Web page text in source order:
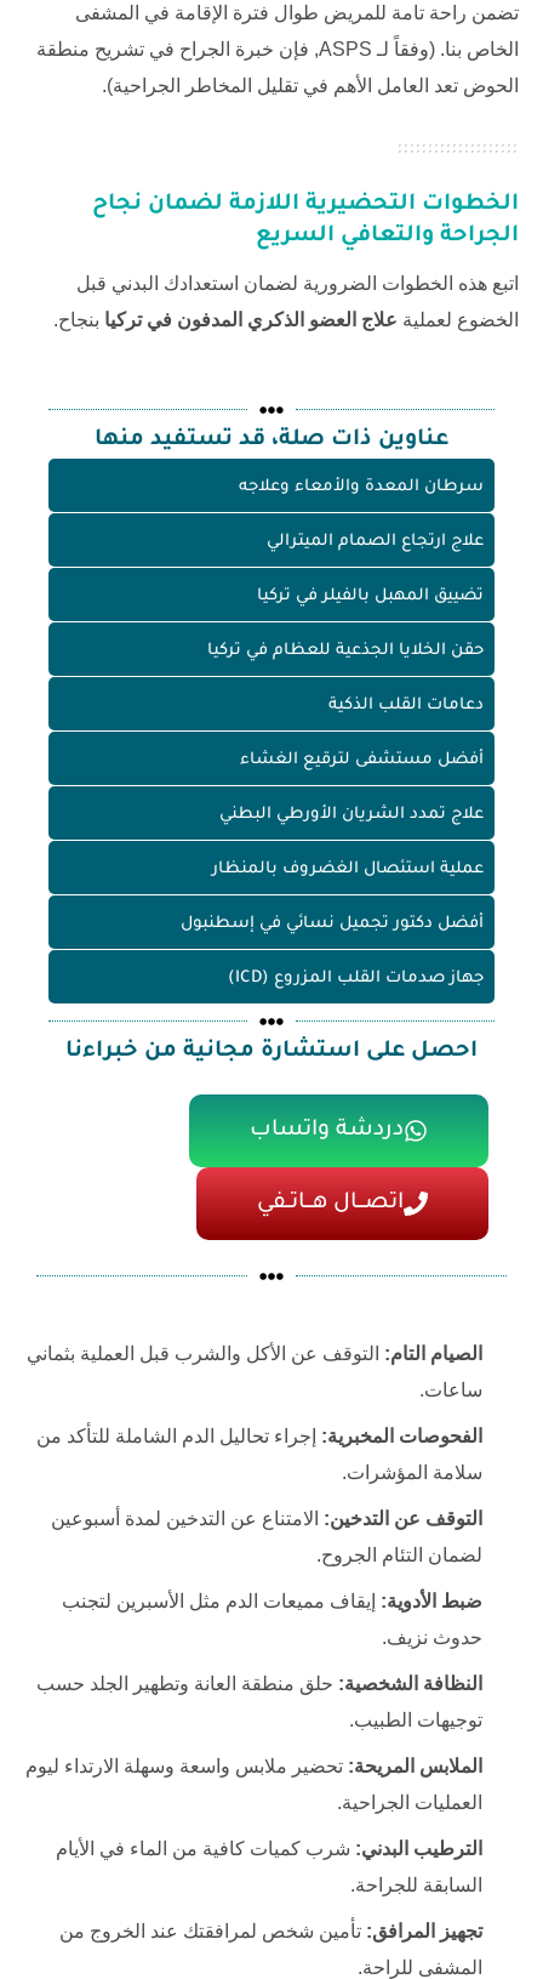
تضمن راحة تامة للمريض طوال فترة الإقامة في المشفى
الخاص بنا. (وفقاً لـ ASPS, فإن خبرة الجراح في تشريح منطقة
الحوض تعد العامل الأهم في تقليل المخاطر الجراحية).
الخطوات التحضيرية اللازمة لضمان نجاح
الجراحة والتعافي السريع
اتبع هذه الخطوات الضرورية لضمان استعدادك البدني قبل
الخضوع لعملية علاج العضو الذكري المدفون في تركيا بنجاح.
عناوين ذات صلة، قد تستفيد منها
سرطان المعدة والأمعاء وعلاجه
علاج ارتجاع الصمام الميترالي
تضييق المهبل بالفيلر في تركيا
حقن الخلايا الجذعية للعظام في تركيا
دعامات القلب الذكية
أفضل مستشفى لترقيع الغشاء
علاج تمدد الشريان الأورطي البطني
عملية استئصال الغضروف بالمنظار
أفضل دكتور تجميل نسائي في إسطنبول
جهاز صدمات القلب المزروع (ICD)
احصل على استشارة مجانية من خبراءنا
دردشة واتساب
اتصـــال هـــاتــفي
الصيام التام: التوقف عن الأكل والشرب قبل العملية بثماني
ساعات.
الفحوصات المخبرية: إجراء تحاليل الدم الشاملة للتأكد من
سلامة المؤشرات.
التوقف عن التدخين: الامتناع عن التدخين لمدة أسبوعين
لضمان التئام الجروح.
ضبط الأدوية: إيقاف مميعات الدم مثل الأسبرين لتجنب
حدوث نزيف.
النظافة الشخصية: حلق منطقة العانة وتطهير الجلد حسب
توجيهات الطبيب.
الملابس المريحة: تحضير ملابس واسعة وسهلة الارتداء ليوم
العمليات الجراحية.
الترطيب البدني: شرب كميات كافية من الماء في الأيام
السابقة للجراحة.
تجهيز المرافق: تأمين شخص لمرافقتك عند الخروج من
المشفى للراحة.